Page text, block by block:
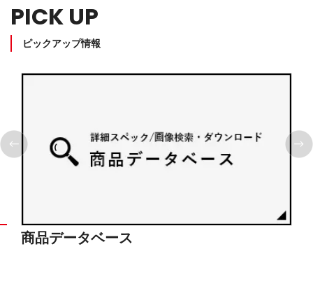
PICK UP
ピックアップ情報
商品データベース